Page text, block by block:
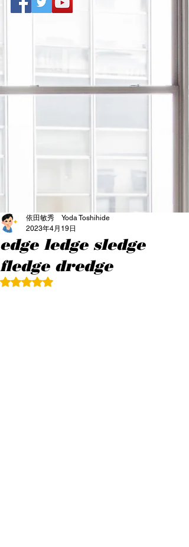
edge ledge sledge
fledge dredge
依田敏秀 Yoda Toshihide
2023年4月19日
5つ星のうちNaNと評価されています。